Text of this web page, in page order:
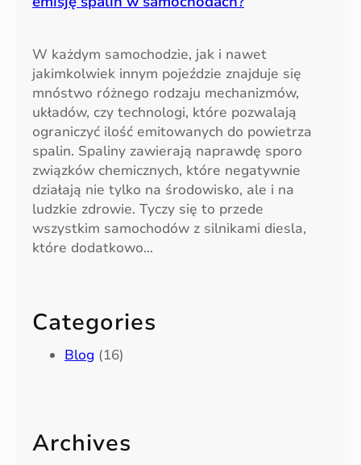
W każdym samochodzie, jak i nawet
jakimkolwiek innym pojeździe znajduje się
mnóstwo różnego rodzaju mechanizmów,
układów, czy technologi, które pozwalają
ograniczyć ilość emitowanych do powietrza
spalin. Spaliny zawierają naprawdę sporo
związków chemicznych, które negatywnie
działają nie tylko na środowisko, ale i na
ludzkie zdrowie. Tyczy się to przede
wszystkim samochodów z silnikami diesla,
które dodatkowo…
Categories
Blog (16)
Archives